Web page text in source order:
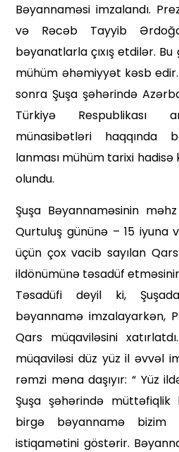
Bəyannaməsi imzalandı.
və Rəcəb Tayyib
bəyanatlarla çıxış etdilər.
mühüm əhəmiyyət kəsb
sonra Şuşa şəhərində
Türkiyə Respublika­sı
münasibətləri haqqında
lanması mühüm tarixi hadisə
olundu.
Şuşa Bəyannaməsinin
Qurtuluş gününə – 15 iyuna
üçün çox vacib sayı­lan
ildönümünə təsadüf
Təsadüfi deyil ki,
bəyannamə imzalayarkən,
Qars müqaviləsini
müqaviləsi düz yüz il əvvəl
rəmzi məna daşıyır: “ Yüz
Şuşa şəhərində müttəfiqlik
birgə bəyannamə bizim
istiqamətini göstərir.